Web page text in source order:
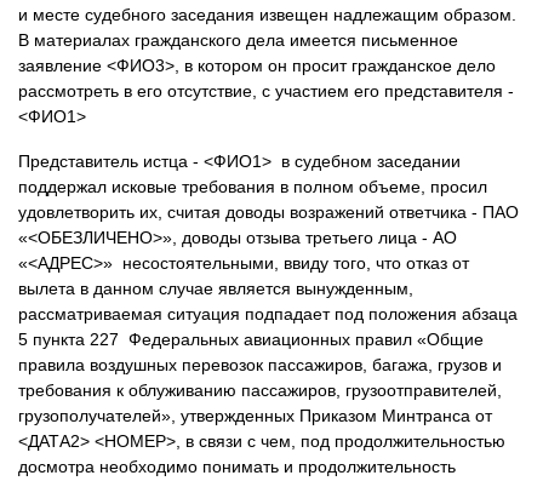
и месте судебного заседания извещен надлежащим образом.
В материалах гражданского дела имеется письменное
заявление <ФИО3>, в котором он просит гражданское дело
рассмотреть в его отсутствие, с участием его представителя -
<ФИО1>
Представитель истца - <ФИО1> в судебном заседании
поддержал исковые требования в полном объеме, просил
удовлетворить их, считая доводы возражений ответчика - ПАО
«<ОБЕЗЛИЧЕНО>», доводы отзыва третьего лица - АО
«<АДРЕС>» несостоятельными, ввиду того, что отказ от
вылета в данном случае является вынужденным,
рассматриваемая ситуация подпадает под положения абзаца
5 пункта 227 Федеральных авиационных правил «Общие
правила воздушных перевозок пассажиров, багажа, грузов и
требования к облуживанию пассажиров, грузоотправителей,
грузополучателей», утвержденных Приказом Минтранса от
<ДАТА2> <НОМЕР>, в связи с чем, под продолжительностью
досмотра необходимо понимать и продолжительность